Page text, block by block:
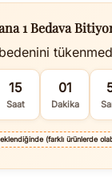
1 Bedava
15
Saat
01
Dakika
(farklı ürünlerde